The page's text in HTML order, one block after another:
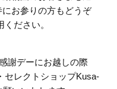
お参りの方もどうぞ
ださい。
謝デーにお越しの際
セレクトショップKusa-